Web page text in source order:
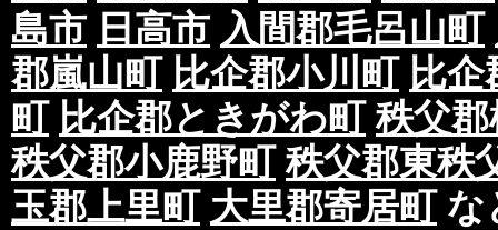
島市 日高市 入間郡毛呂山町
郡嵐山町 比企郡小川町 比
町 比企郡ときがわ町 秩父
秩父郡小鹿野町 秩父郡東秩
玉郡上里町 大里郡寄居町な